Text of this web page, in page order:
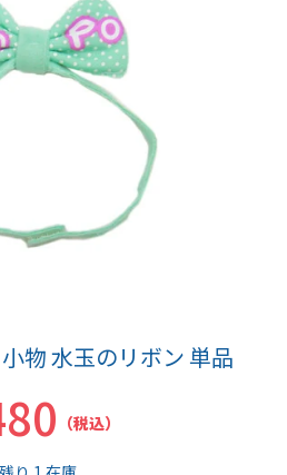
物 水玉のリボン 単品
（税込）